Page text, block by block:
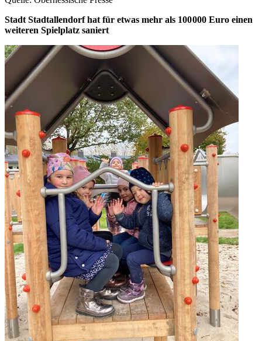
Stadt Stadtallendorf hat für etwas mehr als 100 000 Euro einen
weiteren Spielplatz saniert